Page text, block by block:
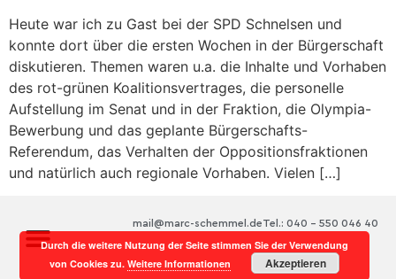
Heute war ich zu Gast bei der SPD Schnelsen und
konnte dort über die ersten Wochen in der Bürgerschaft
diskutieren. Themen waren u.a. die Inhalte und Vorhaben
des rot-grünen Koalitionsvertrages, die personelle
Aufstellung im Senat und in der Fraktion, die Olympia-
Bewerbung und das geplante Bürgerschafts-
Referendum, das Verhalten der Oppositionsfraktionen
und natürlich auch regionale Vorhaben. Vielen […]
Tel.: 040 – 550 046 40
mail@marc-schemmel.de
Durch die weitere Nutzung der Seite stimmen Sie der Verwendung
von Cookies zu.Weitere Informationen Akzeptieren